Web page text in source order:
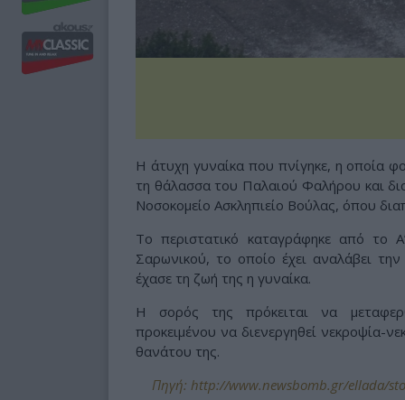
Η άτυχη γυναίκα που πνίγηκε, η οποία
τη θάλασσα του Παλαιού Φαλήρου και
Νοσοκομείο Ασκληπιείο Βούλας, όπου
Το περιστατικό καταγράφηκε από το
Σαρωνικού, το οποίο έχει αναλάβει
έχασε τη ζωή της η γυναίκα.
Η σορός της πρόκειται να
προκειμένου να διενεργηθεί νεκροψία-
θανάτου της.
Πηγή: http://www.newsbomb.gr/ellada/